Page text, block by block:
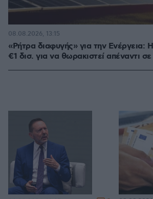
«Ρήτρα διαφυγής» για την Ενέργεια:
€1 δισ. για να θωρακιστεί απέναντι
08.08.2026, 13:15